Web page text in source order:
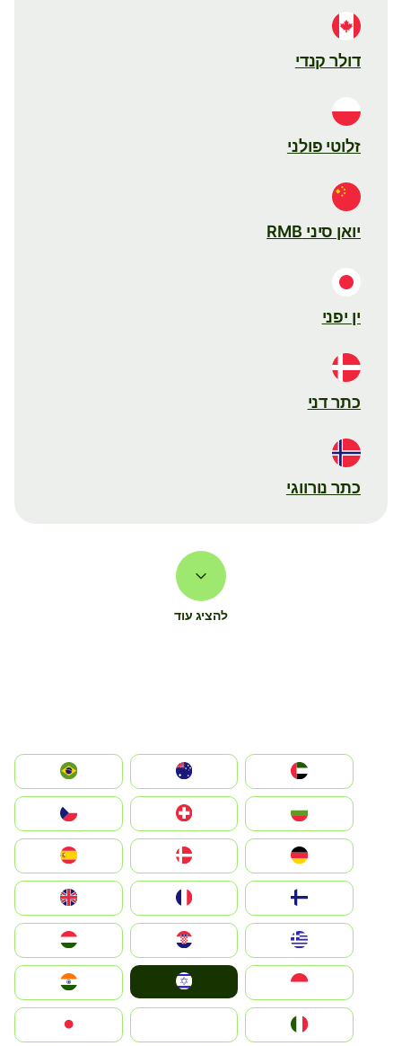
דולר קנדי
זלוטי פולני
יואן סיני RMB
ין יפני
כתר דני
כתר נורווגי
להציג עוד
الإمارات العربية المتحدة
Australia
България
Switzerland
Czechia
Deutschland
Denmark
United Kingdom
Hrvatska
Magyarország
Indonesia